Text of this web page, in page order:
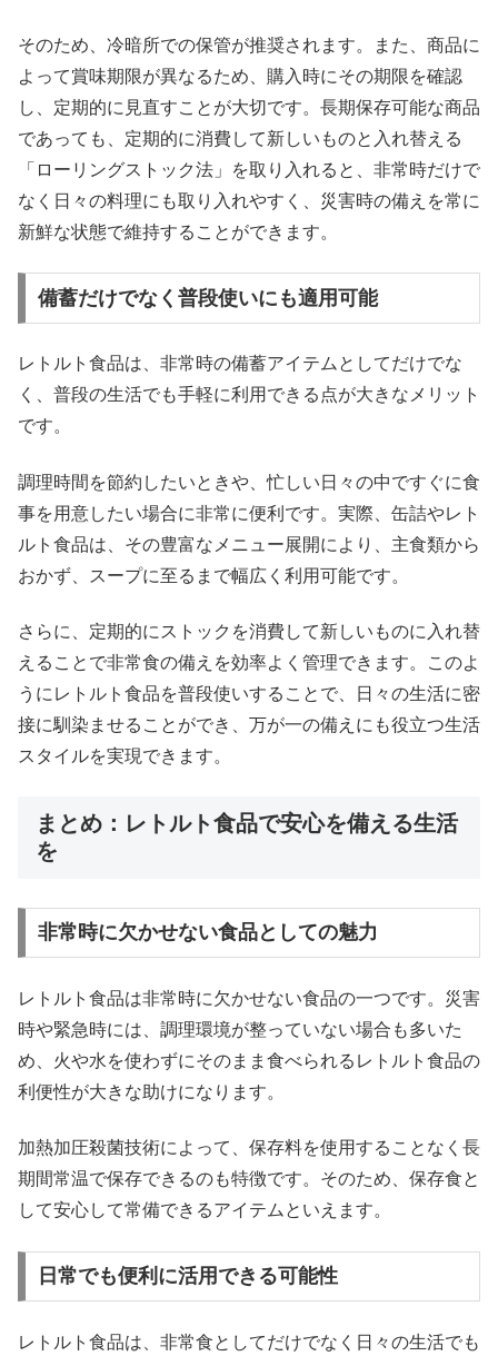
そのため、冷暗所での保管が推奨されます。また、商品に
よって賞味期限が異なるため、購入時にその期限を確認
し、定期的に見直すことが大切です。長期保存可能な商品
であっても、定期的に消費して新しいものと入れ替える
「ローリングストック法」を取り入れると、非常時だけで
なく日々の料理にも取り入れやすく、災害時の備えを常に
新鮮な状態で維持することができます。
備蓄だけでなく普段使いにも適用可能
レトルト食品は、非常時の備蓄アイテムとしてだけでな
く、普段の生活でも手軽に利用できる点が大きなメリット
です。
調理時間を節約したいときや、忙しい日々の中ですぐに食
事を用意したい場合に非常に便利です。実際、缶詰やレト
ルト食品は、その豊富なメニュー展開により、主食類から
おかず、スープに至るまで幅広く利用可能です。
さらに、定期的にストックを消費して新しいものに入れ替
えることで非常食の備えを効率よく管理できます。このよ
うにレトルト食品を普段使いすることで、日々の生活に密
接に馴染ませることができ、万が一の備えにも役立つ生活
スタイルを実現できます。
まとめ：レトルト食品で安心を備える生活
を
非常時に欠かせない食品としての魅力
レトルト食品は非常時に欠かせない食品の一つです。災害
時や緊急時には、調理環境が整っていない場合も多いた
め、火や水を使わずにそのまま食べられるレトルト食品の
利便性が大きな助けになります。
加熱加圧殺菌技術によって、保存料を使用することなく長
期間常温で保存できるのも特徴です。そのため、保存食と
して安心して常備できるアイテムといえます。
日常でも便利に活用できる可能性
レトルト食品は、非常食としてだけでなく日々の生活でも